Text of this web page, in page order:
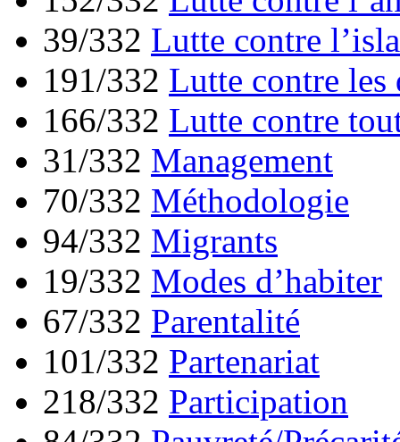
39/332 Lutte contre
191/332 Lutte contre
166/332 Lutte contre
31/332 Management
70/332 Méthodologie
94/332 Migrants
19/332 Modes d’habiter
67/332 Parentalité
101/332 Partenariat
218/332 Participation